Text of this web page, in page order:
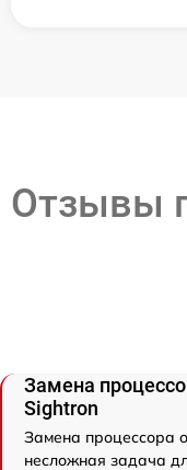
Отзывы
Замена
Sightron
Замена процессора
несложная задача